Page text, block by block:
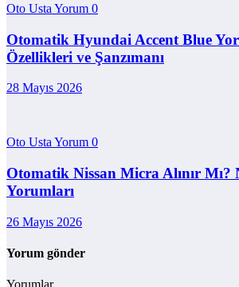
Oto Usta Yorum 0
Otomatik Hyundai Accent Blue
Özellikleri ve Şanzımanı
28 Mayıs 2026
Oto Usta Yorum 0
Otomatik Nissan Micra Alınır Mı?
Yorumları
26 Mayıs 2026
Yorum gönder